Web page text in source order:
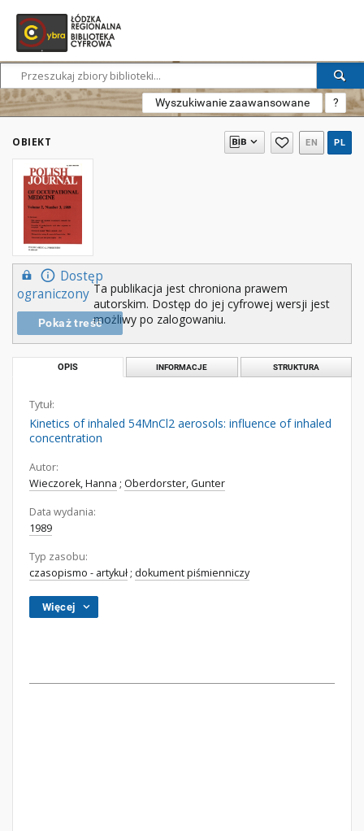
Wyszukiwanie zaawansowane ?
OBIEKT EN PL
Dostęp
ograniczony
Pokaż treść
Ta publikacja jest chroniona prawem
autorskim. Dostęp do jej cyfrowej wersji jest
możliwy po zalogowaniu.
OPIS INFORMACJE STRUKTURA
Tytuł:
Kinetics of inhaled 54MnCl2 aerosols: influence of inhaled
concentration
Autor:
Wieczorek, Hanna ; Oberdorster, Gunter
Data wydania:
1989
Typ zasobu:
czasopismo - artykuł ; dokument piśmienniczy
Więcej